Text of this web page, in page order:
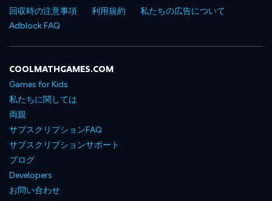
回収時の注意事項
利用規約
私たちの広告について
Adblock FAQ
COOLMATHGAMES.COM
Games for Kids
私たちに関しては
両親
サブスクリプションFAQ
サブスクリプションサポート
ブログ
Developers
お問い合わせ